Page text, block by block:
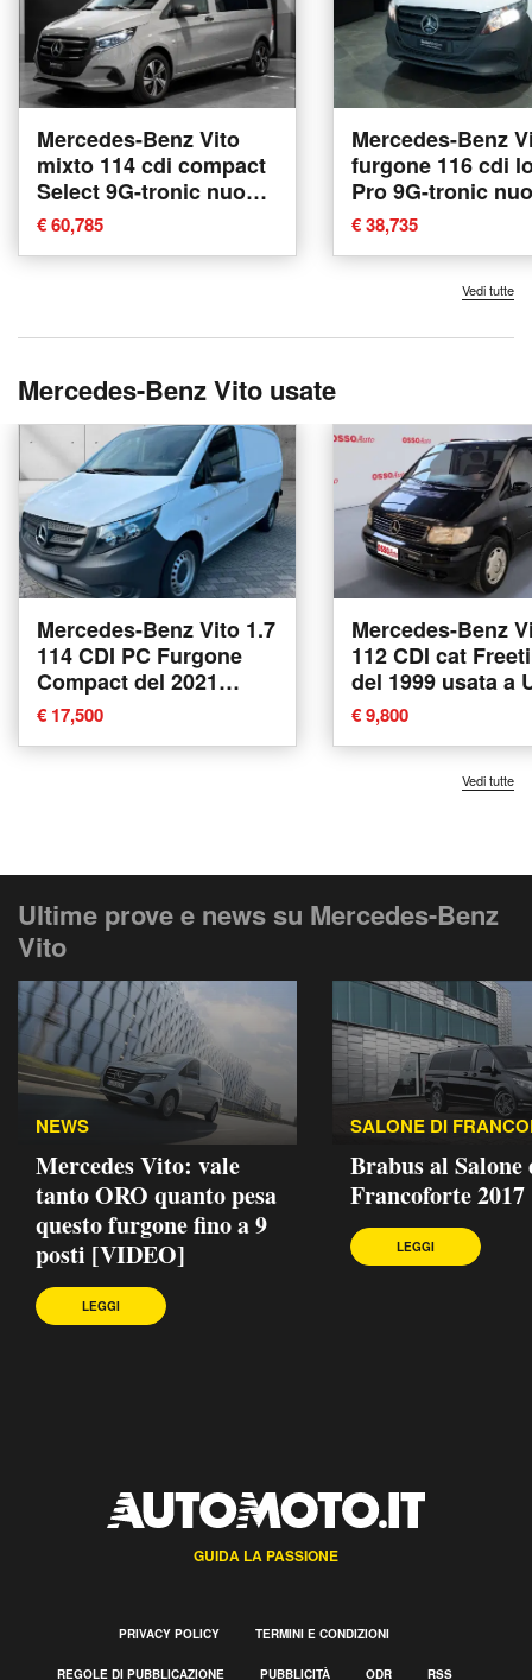
Mercedes-Benz Vito
mixto 114 cdi compact
Select 9G-tronic nuova
a Ancona
€ 60,785
Mercedes-Benz
furgone 116 cdi
Pro 9G-tronic
Ancona
€ 38,735
Vedi tutte
Mercedes-Benz Vito usate
Mercedes-Benz Vito 1.7
114 CDI PC Furgone
Compact del 2021
usata
€ 17,500
Mercedes-Benz
112 CDI cat
del 1999 usata a
€ 9,800
Vedi tutte
Ultime prove e news su Mercedes-Benz
Vito
NEWS
Mercedes Vito: vale
tanto ORO quanto pesa
questo furgone fino a 9
posti [VIDEO]
LEGGI
SALONE DI
Brabus al Salone
Francoforte 2017
LEGGI
GUIDA LA PASSIONE
PRIVACY POLICY TERMINI E CONDIZIONI
REGOLE DI PUBBLICAZIONE PUBBLICITÀ ODR RSS